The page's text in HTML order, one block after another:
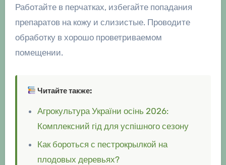
Работайте в перчатках, избегайте попадания
препаратов на кожу и слизистые. Проводите
обработку в хорошо проветриваемом
помещении.
Читайте также:
Агрокультура України осінь 2026:
Комплексний гід для успішного сезону
Как бороться с пестрокрылкой на
плодовых деревьях?